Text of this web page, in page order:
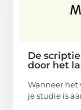
De
door het
Wanneer het
je studie is